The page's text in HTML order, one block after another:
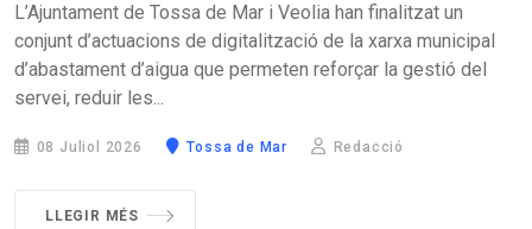
L’Ajuntament de Tossa de Mar i Veolia han finalitzat un
conjunt d’actuacions de digitalització de la xarxa municipal
d’abastament d’aigua que permeten reforçar la gestió del
servei, reduir les...
08 Juliol 2026 Tossa de Mar Redacció
LLEGIR MÉS